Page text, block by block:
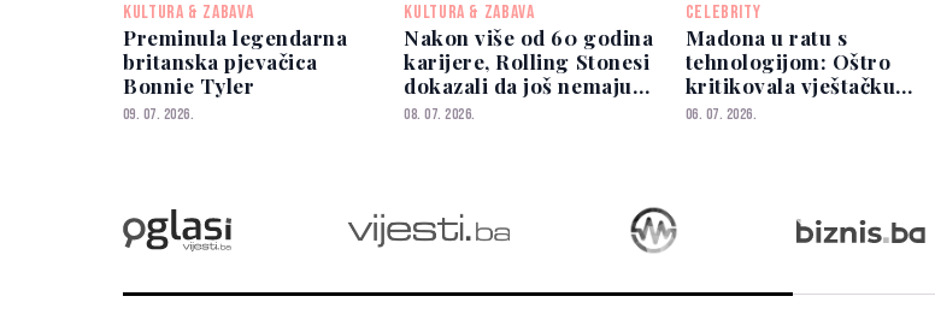
KULTURA & ZABAVA
Preminula legendarna
britanska pjevačica
Bonnie Tyler
09. 07. 2026.
KULTURA & ZABAVA
Nakon više od 60 godina
karijere, Rolling Stonesi
dokazali da još nemaju
konkurenciju
08. 07. 2026.
CELEBRITY
Madona u ratu s
tehnologijom: Oštro
kritikovala vještačku
inteligenciju
06. 07. 2026.